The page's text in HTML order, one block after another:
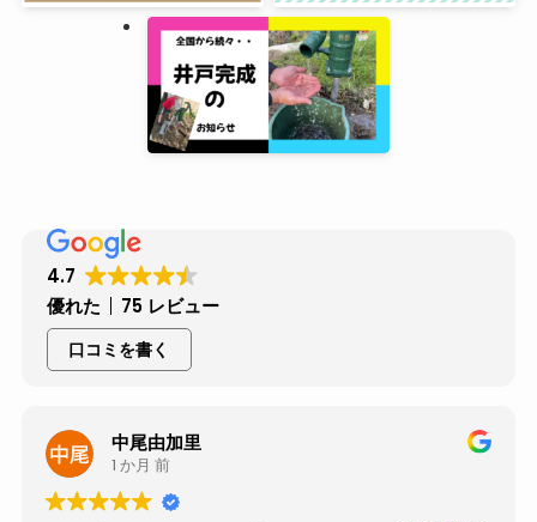
4.7
優れた
75 レビュー
口コミを書く
中村淳史
1 か月 前